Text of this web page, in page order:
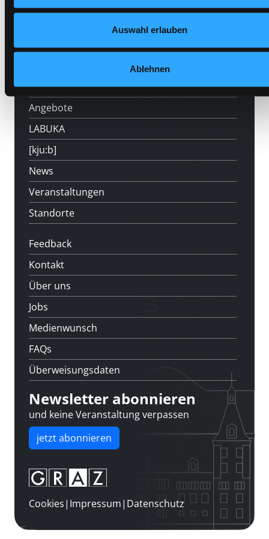
Auswahl erlauben
Ablehnen
Hotline (Mo-Fr 9 bis 17 Uhr): 0316 872-
Mitgliedschaft
Angebote
LABUKA
[kju:b]
News
Veranstaltungen
Standorte
Feedback
Kontakt
Über uns
Jobs
Medienwunsch
FAQs
Überweisungsdaten
Newsletter abonnieren
und keine Veranstaltung verpassen
jetzt abonnieren
Cookies| Impressum| Datenschutz